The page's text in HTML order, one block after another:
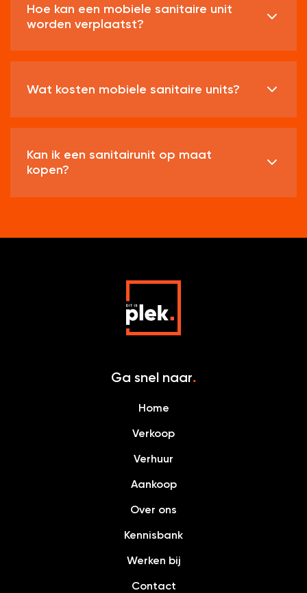
Hoe kan een mobiele sanitaire unit
worden verplaatst?
Wat kosten mobiele sanitaire units?
Kan ik een sanitairunit op maat
kopen?
Ga snel naar.
Home
Verkoop
Verhuur
Aankoop
Over ons
Kennisbank
Werken bij
Contact